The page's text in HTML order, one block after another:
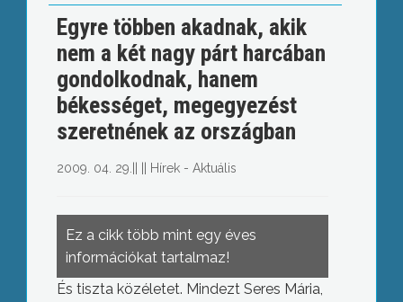
Egyre többen akadnak, akik
nem a két nagy párt harcában
gondolkodnak, hanem
békességet, megegyezést
szeretnének az országban
2009. 04. 29. Hírek - Aktuális
Ez a cikk több mint egy éves
információkat tartalmaz!
És tiszta közéletet. Mindezt Seres Mária,